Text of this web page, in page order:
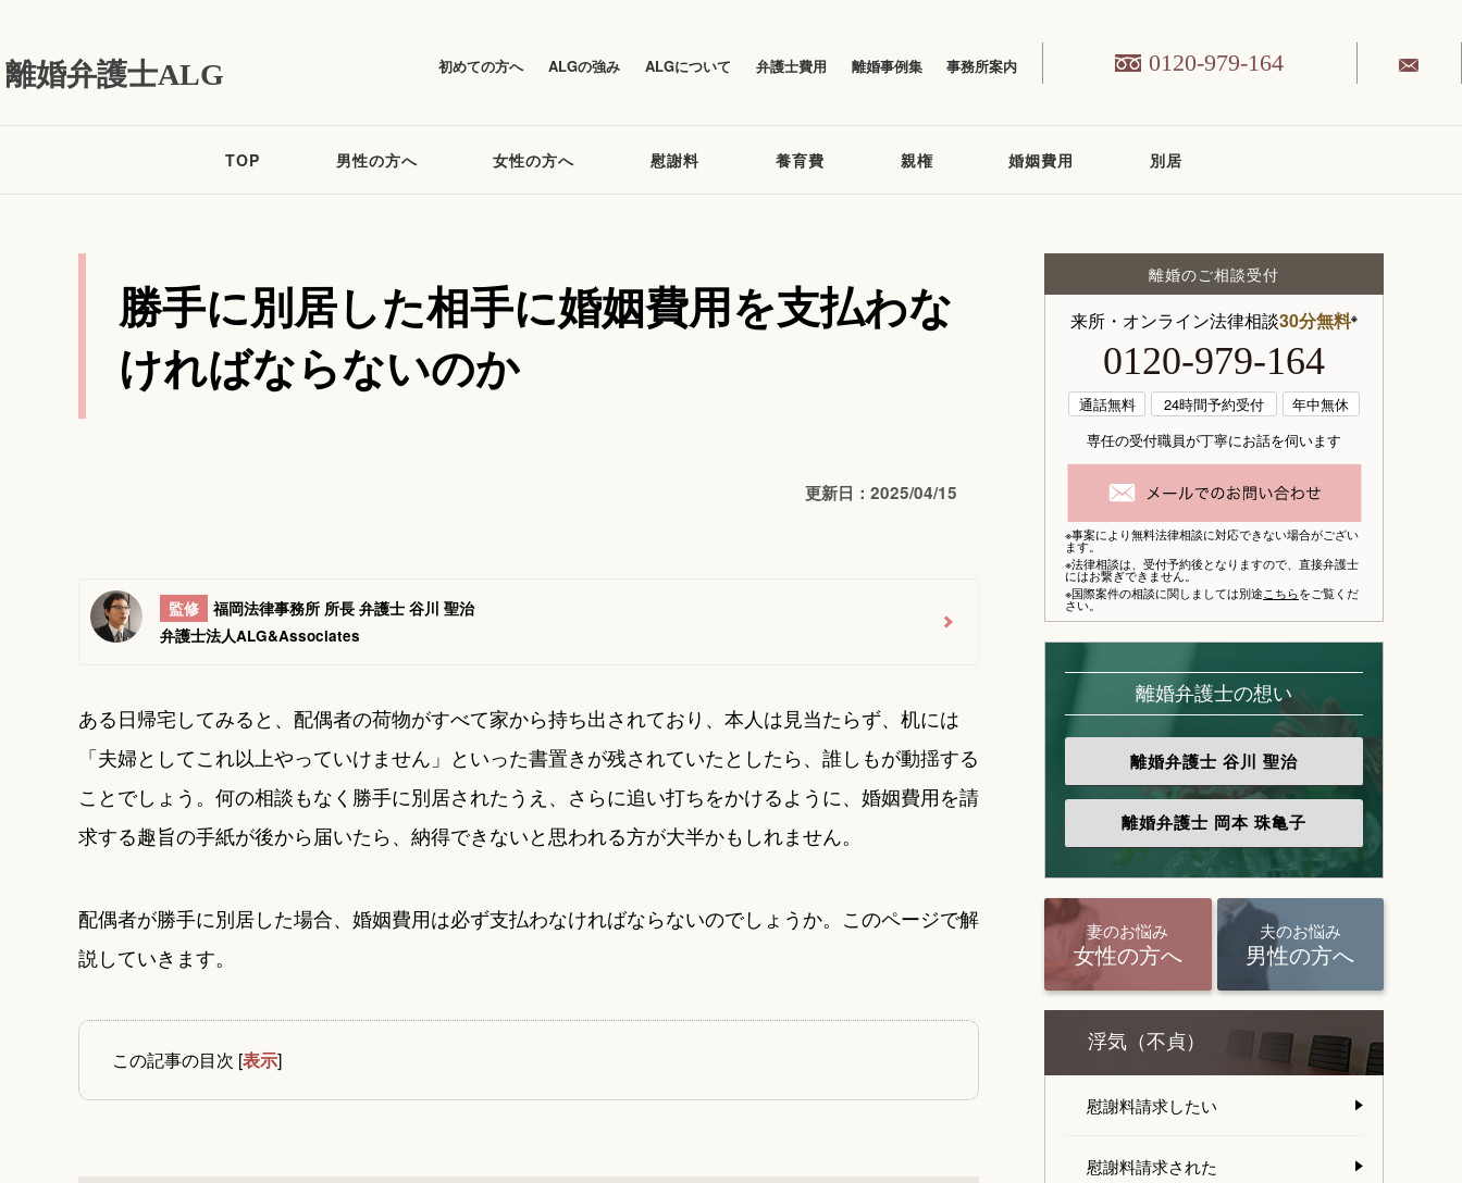
離婚弁護士ALG 初めての方へ ALGの強み ALGについて 弁護士費用 離婚事例集 事務所案内 0120-979-164
TOP 男性の方へ 女性の方へ 慰謝料 養育費 親権 婚姻費用 別居
勝手に別居した相手に婚姻費用を支払わな
ければならないのか
更新日：2025/04/15
監修
福岡法律事務所 所長 弁護士 谷川 聖治
弁護士法人ALG&Associates
ある日帰宅してみると、配偶者の荷物がすべて家から持ち出されており、本人は見当たらず、机には
「夫婦としてこれ以上やっていけません」といった書置きが残されていたとしたら、誰しもが動揺する
ことでしょう。何の相談もなく勝手に別居されたうえ、さらに追い打ちをかけるように、婚姻費用を請
求する趣旨の手紙が後から届いたら、納得できないと思われる方が大半かもしれません。
配偶者が勝手に別居した場合、婚姻費用は必ず支払わなければならないのでしょうか。このページで解
説していきます。
この記事の目次 [表示]
離婚のご相談受付
来所・オンライン法律相談30分無料※
0120-979-164
通話無料 24時間予約受付
年中無休
専任の受付職員が丁寧にお話を伺います
※事案により無料法律相談に対応できない場合がござい
ます。
※法律相談は、 受付予約後となりますので、 直接弁護士
にはお繋ぎできません。
※国際案件の相談に関しましては別途こちらをご覧くだ
さい。
離婚弁護士の想い
離婚弁護士 谷川 聖治
離婚弁護士 岡本 珠亀子
妻のお悩み
女性の方へ
夫のお悩み
男性の方へ
浮気（不貞）
慰謝料請求したい
慰謝料請求された